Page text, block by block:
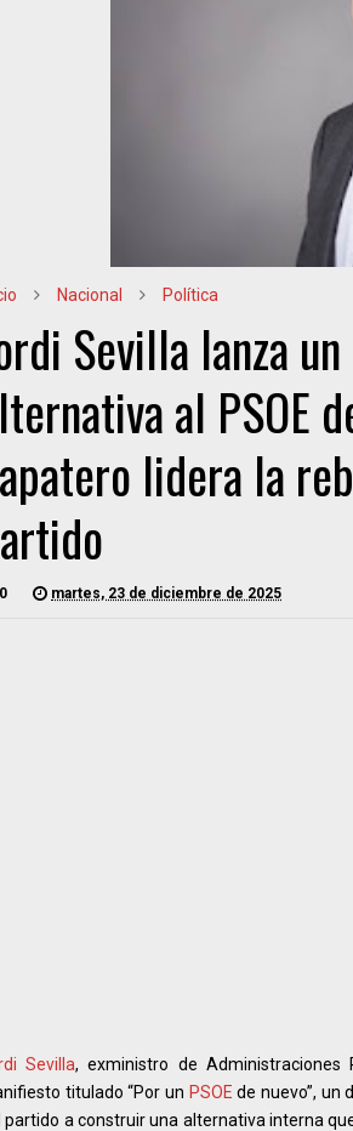
Nacional Política
Sevilla lanza
al PSOE
lidera la
0 martes, 23 de diciembre de 2025
Sevilla, exministro de Administraciones
titulado “Por un PSOE de nuevo”, un
partido a construir una alternativa interna